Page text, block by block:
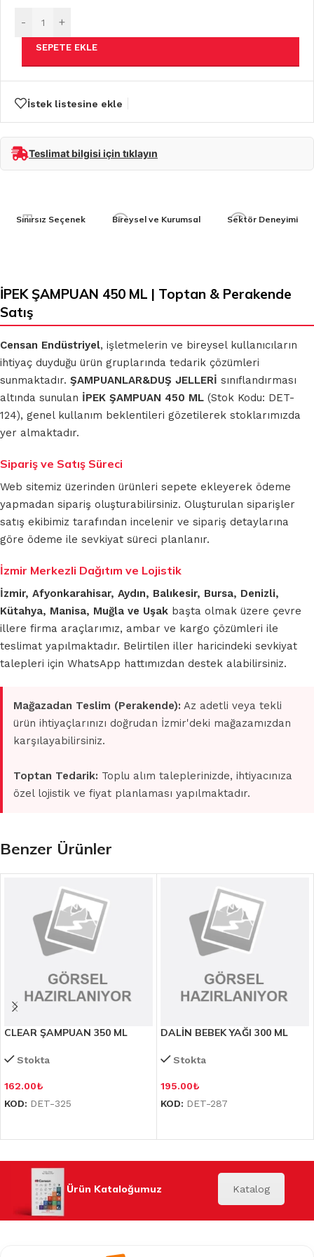
- +
SEPETE EKLE
İstek listesine ekle
Teslimat bilgisi için tıklayın
Sınırsız Seçenek Bireysel ve Kurumsal Sektör Deneyimi
İPEK ŞAMPUAN 450 ML | Toptan & Perakende
Satış
Censan Endüstriyel, işletmelerin ve bireysel kullanıcıların
ihtiyaç duyduğu ürün gruplarında tedarik çözümleri
sunmaktadır. ŞAMPUANLAR&DUŞ JELLERİ sınıflandırması
altında sunulan İPEK ŞAMPUAN 450 ML (Stok Kodu: DET-
124), genel kullanım beklentileri gözetilerek stoklarımızda
yer almaktadır.
Sipariş ve Satış Süreci
Web sitemiz üzerinden ürünleri sepete ekleyerek ödeme
yapmadan sipariş oluşturabilirsiniz. Oluşturulan siparişler
satış ekibimiz tarafından incelenir ve sipariş detaylarına
göre ödeme ile sevkiyat süreci planlanır.
İzmir Merkezli Dağıtım ve Lojistik
İzmir, Afyonkarahisar, Aydın, Balıkesir, Bursa, Denizli,
Kütahya, Manisa, Muğla ve Uşak başta olmak üzere çevre
illere firma araçlarımız, ambar ve kargo çözümleri ile
teslimat yapılmaktadır. Belirtilen iller haricindeki sevkiyat
talepleri için WhatsApp hattımızdan destek alabilirsiniz.
Mağazadan Teslim (Perakende): Az adetli veya tekli
ürün ihtiyaçlarınızı doğrudan İzmir'deki mağazamızdan
karşılayabilirsiniz.
Toptan Tedarik: Toplu alım taleplerinizde, ihtiyacınıza
özel lojistik ve fiyat planlaması yapılmaktadır.
Benzer Ürünler
CLEAR ŞAMPUAN 350 ML
Stokta
162.00₺
KOD: DET-325
DALİN BEBEK YAĞI 300 ML
Stokta
195.00₺
KOD: DET-287
Ürün Kataloğumuz Katalog